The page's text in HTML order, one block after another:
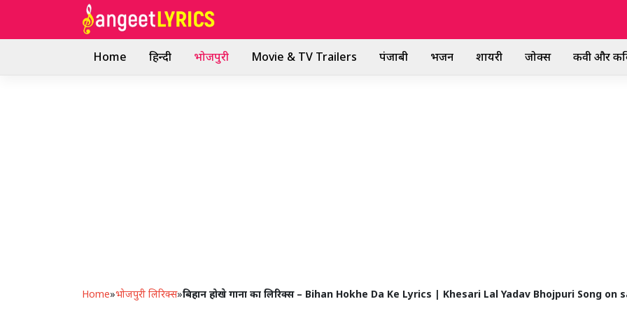
Home हिन्दी भोजपुरी Movie & TV Trailers पंजाबी भजन शायरी जोक्स कवी और
Home»भोजपुरी लिरिक्स»बिहान होखे गाना का लिरिक्स – Bihan Hokhe Da Ke Lyrics | Khesari Lal Yadav Bhojpuri Song